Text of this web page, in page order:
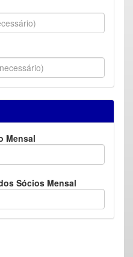
Mensal
Sócios Mensal